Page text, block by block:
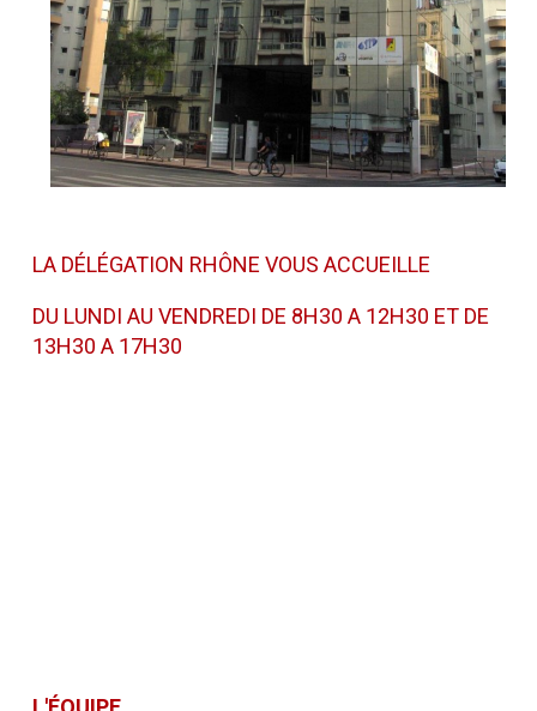
LA DÉLÉGATION RHÔNE VOUS ACCUEILLE
DU LUNDI AU VENDREDI DE 8H30 A 12H30 ET DE
13H30 A 17H30